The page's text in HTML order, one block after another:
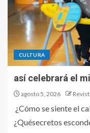
CULTURA
así celebrará el
agosto 5, 2026
¿Cómo se siente el
¿Quésecretos